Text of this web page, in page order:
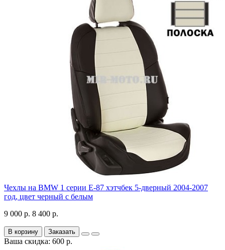
Чехлы на BMW 1 серии Е-87 хэтчбек 5-дверный 2004-2007
год, цвет черный с белым
9 000 р. 8 400 р.
В корзину Заказать
Ваша скидка: 600 р.